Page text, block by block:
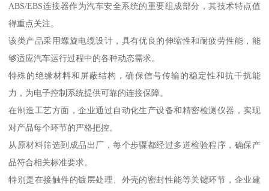
ABS/EBS连接器作为汽车安全系统的重要组成部分，其技术特点值
得重点关注。
该类产品采用螺旋电缆设计，具有优良的伸缩性和耐疲劳性能，能
够适应汽车运行过程中的各种动态需求。
特殊的绝缘材料和屏蔽结构，确保信号传输的稳定性和抗干扰能
力，为电子控制系统提供可靠的连接保障。
在制造工艺方面，企业通过自动化生产设备和精密检测仪器，实现
对产品每个环节的严格把控。
从原材料筛选到成品出厂，每个步骤都经过多道检验程序，确保产
品符合相关标准要求。
特别是在接触件的镀层处理、外壳的密封性能等关键环节，企业建